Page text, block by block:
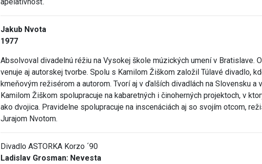
Jakub Nvota
1977
Absolvoval divadelnú réžiu na Vysokej škole múzických umení v Bratislave.
venuje aj autorskej tvorbe. Spolu s Kamilom Žiškom založil Túlavé divadlo,
kmeňovým režisérom a autorom. Tvorí aj v ďalších divadlách na Slovensku a
Kamilom Žiškom spolupracuje na kabaretných i činoherných projektoch, v
ako dvojica. Pravidelne spolupracuje na inscenáciách aj so svojím otcom,
Jurajom Nvotom.
Divadlo ASTORKA Korzo ´90
Ladislav Grosman: Nevesta